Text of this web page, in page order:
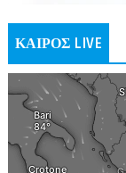
ΚΑΙΡΟΣ LIVE